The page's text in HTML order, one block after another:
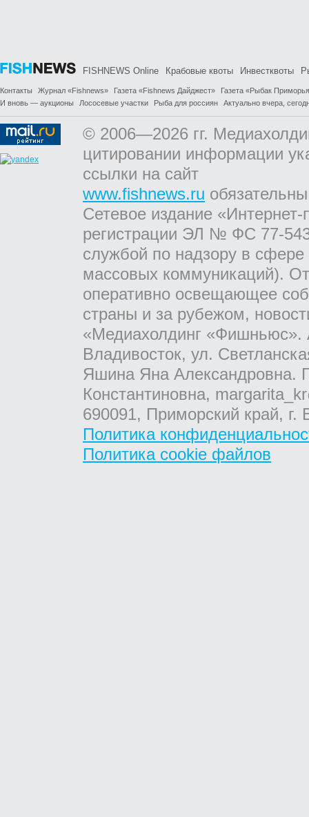
FISHNEWS Online Крабовые квоты Инвестквоты
Контакты Журнал «Fishnews» Газета «Fishnews Дайджест»
Газета «Рыбак
И вновь — аукционы
Лососевые участки Рыба для россиян Актуально вчера,
© 2006—2026 гг.
цитировании информации
ссылки на сайт
www.fishnews.ru
Сетевое издание
регистрации ЭЛ № ФС 77-
службой по надзору в
массовых коммуникаций).
оперативно освещающее
страны и за рубежом,
«Медиахолдинг «Фишньюс».
Владивосток, ул.
Яшина Яна Александровна.
Константиновна,
690091, Приморский край,
Политика
Политика cookie файлов